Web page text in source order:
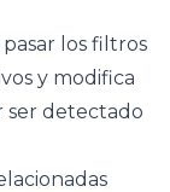
los filtros
y modifica
ser detectado